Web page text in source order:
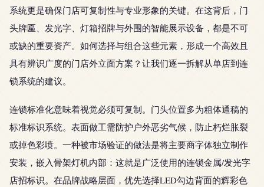
系统更是确保门店可复制性与专业形象的关键。在这背后，门
头牌匾、发光字、灯箱招牌与外围的智能展示设备，都是不可
或缺的重要资产。如何选择与组合这些元素，形成一个高效且
具有辨识广度的门店外立面方案？让我们逐一拆解从单店到连
锁系统的建议。
连锁标准化意味着视觉必须可复制。门头位置多为粗体通稿的
标准标识系统。表面做工需防护户外恶劣气候，防止朽烂胀裂
或掉色彩喷。一种被市场验证的做法是将主要商字体独立制作
安装，嵌入骨架灯机内部：这就是广泛使用的连锁金属/发光字
店招标识。在品牌战略层面，优先选择LED勾边背面的辉彩色